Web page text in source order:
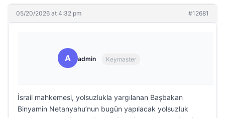
05/20/2026 at 4:32 pm #12681
A admin Keymaster
İsrail mahkemesi, yolsuzlukla yargılanan Başbakan
Binyamin Netanyahu’nun bugün yapılacak yolsuzluk